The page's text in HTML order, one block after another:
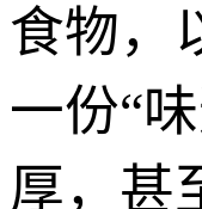
食物，
一份“
厚，甚